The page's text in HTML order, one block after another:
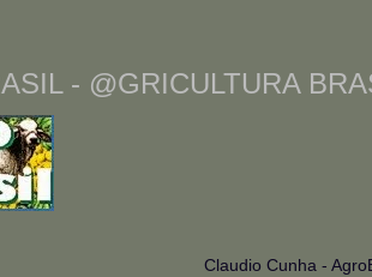
- @GRICULTURA
Claudio Cunha -